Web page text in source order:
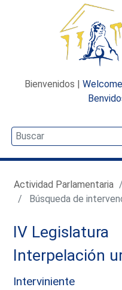
Bienvenidos | Welcome
Actividad Parlamentaria
Búsqueda de
IV Legislatura
Interpelación
Interviniente